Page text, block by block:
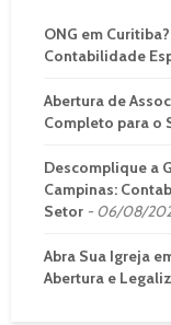
ONG em
Contabilidade
Abertura de
Completo para o
Descomplique a
Campinas:
Setor
06/08/
Abra Sua Igreja
Abertura e